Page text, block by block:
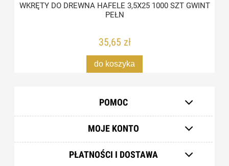
WKRĘTY DO DREWNA HAFELE 3,5X25 1000 SZT GWINT
PEŁN
35,65 zł
do koszyka
POMOC
MOJE KONTO
PŁATNOŚCI I DOSTAWA